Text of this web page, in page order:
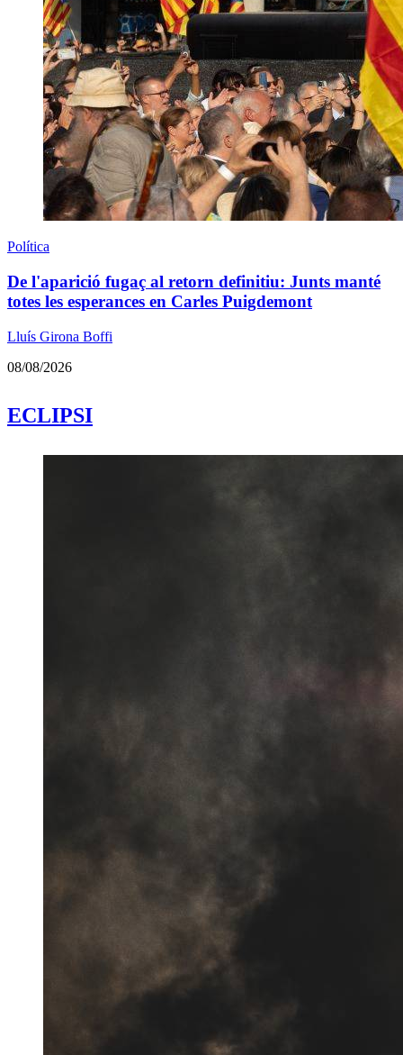
Política
De l'aparició fugaç al retorn definitiu: Junts manté
totes les esperances en Carles Puigdemont
Lluís Girona Boffi
08/08/2026
ECLIPSI